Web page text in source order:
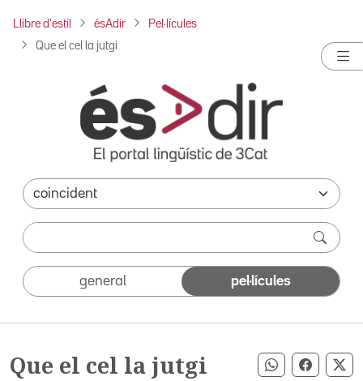
Llibre d'estil ésAdir Pel·lícules
Que el cel la jutgi
general pel·lícules
Que el cel la jutgi Compartir